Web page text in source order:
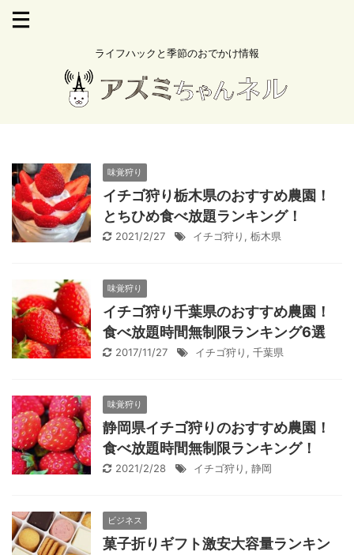
ライフハックと季節のおでかけ情報
味覚狩り
イチゴ狩り栃木県のおすすめ農園！
とちひめ食べ放題ランキング！
2021/2/27 イチゴ狩り , 栃木県
味覚狩り
イチゴ狩り千葉県のおすすめ農園！
食べ放題時間無制限ランキング6選
2017/11/27 イチゴ狩り , 千葉県
味覚狩り
静岡県イチゴ狩りのおすすめ農園！
食べ放題時間無制限ランキング！
2021/2/28 イチゴ狩り , 静岡
ビジネス
菓子折りギフト激安大容量ランキン